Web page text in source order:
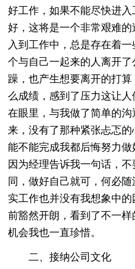
好工作，如果不能尽快进
好，这将是一个非常艰难
入到工作中，总是存在着
个与自己一起来的人离开
躁，也产生想要离开的打
么成绩，感到了压力这让
在眼里，与我做了简单的
来，没有了那种紧张忐忑
能不能完成我都后悔努力做
因为经理告诉我一句话，
同，做好自己就可，何必
实工作也并没有我想象中
前豁然开朗，看到了不一
机会我也一直珍惜。
二、接纳公司文化